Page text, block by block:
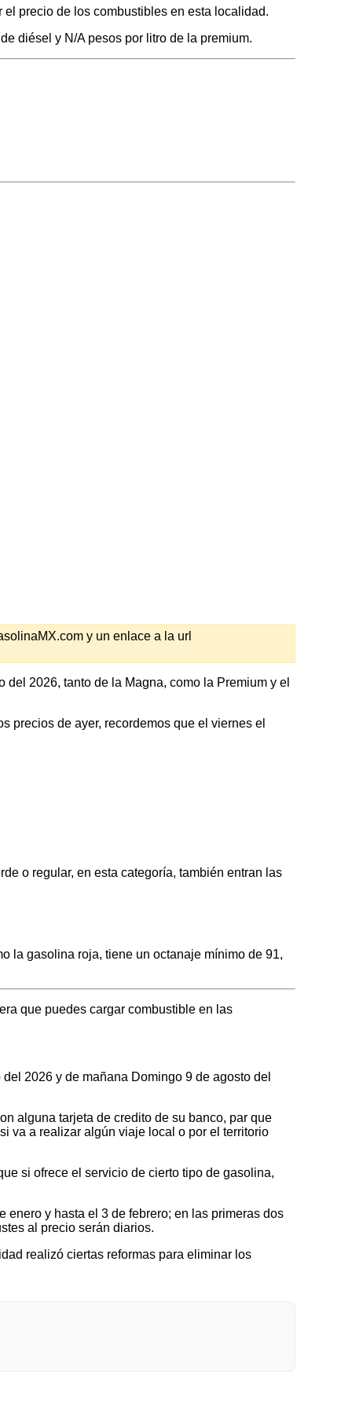
precio de los combustibles en esta localidad.
diésel y N/A pesos por litro de la premium.
y un enlace a la url
2026, tanto de la Magna, como la Premium y el
precios de ayer, recordemos que el viernes el
o regular, en esta categoría, también entran las
la gasolina roja, tiene un octanaje mínimo de 91,
que puedes cargar combustible en las
2026 y de mañana Domingo 9 de agosto del
alguna tarjeta de credito de su banco, par que
va a realizar algún viaje local o por el territorio
si ofrece el servicio de cierto tipo de gasolina,
y hasta el 3 de febrero; en las primeras dos
al precio serán diarios.
realizó ciertas reformas para eliminar los